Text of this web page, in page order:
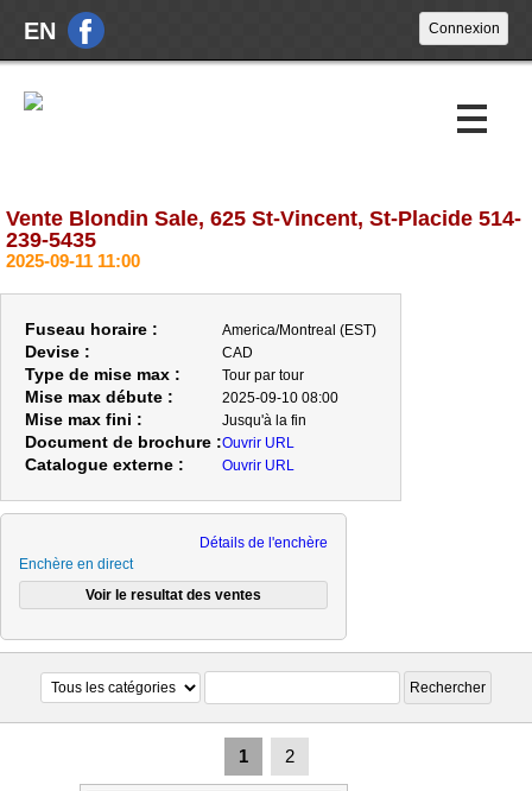
EN
Encans à venir
À propos
Nouvelles
Nous joindre
Vente Blondin Sale, 625 St-Vincent, St-Placide 514-
239-5435
2025-09-11 11:00
Fuseau horaire : America/Montreal (EST)
Devise : CAD
Type de mise max : Tour par tour
Mise max débute : 2025-09-10 08:00
Mise max fini : Jusqu'à la fin
Document de brochure :Ouvrir URL
Catalogue externe : Ouvrir URL
Détails de l'enchère
Enchère en direct
1 2